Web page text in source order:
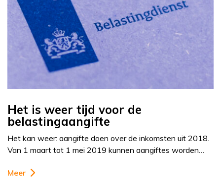
Het is weer tijd voor de
belastingaangifte
Het kan weer: aangifte doen over de inkomsten uit 2018.
Van 1 maart tot 1 mei 2019 kunnen aangiftes worden…
Meer